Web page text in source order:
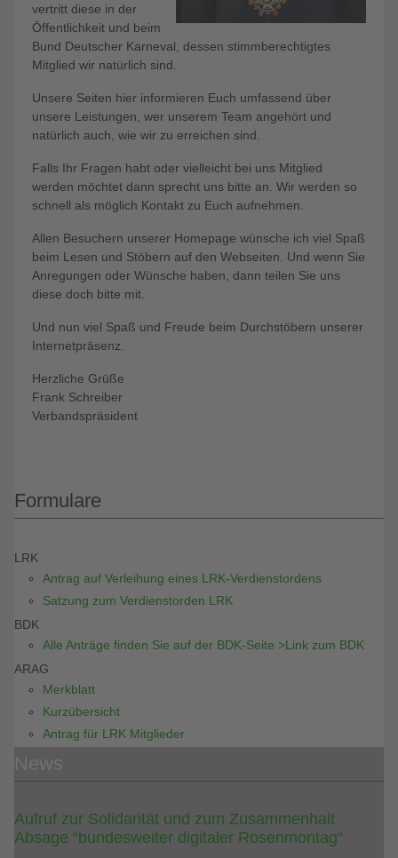
vertritt diese in der
Öffentlichkeit und beim
Bund Deutscher Karneval, dessen stimmberechtigtes
Mitglied wir natürlich sind.
Unsere Seiten hier informieren Euch umfassend über
unsere Leistungen, wer unserem Team angehört und
natürlich auch, wie wir zu erreichen sind.
Falls Ihr Fragen habt oder vielleicht bei uns Mitglied
werden möchtet dann sprecht uns bitte an. Wir werden so
schnell als möglich Kontakt zu Euch aufnehmen.
Allen Besuchern unserer Homepage wünsche ich viel Spaß
beim Lesen und Stöbern auf den Webseiten. Und wenn Sie
Anregungen oder Wünsche haben, dann teilen Sie uns
diese doch bitte mit.
Und nun viel Spaß und Freude beim Durchstöbern unserer
Internetpräsenz.
Herzliche Grüße
Frank Schreiber
Verbandspräsident
Formulare
LRK
Antrag auf Verleihung eines LRK-Verdienstordens
Satzung zum Verdienstorden LRK
BDK
Alle Anträge finden Sie auf der BDK-Seite >Link zum BDK
ARAG
Merkblatt
Kurzübersicht
Antrag für LRK Mitglieder
Aufruf zur Solidarität und zum Zusammenhalt
Absage “bundesweiter digitaler Rosenmontag“